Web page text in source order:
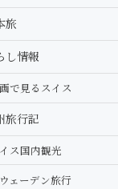
旅
し情報
で見るスイス
旅行記
ス国内観光
ェーデン旅行